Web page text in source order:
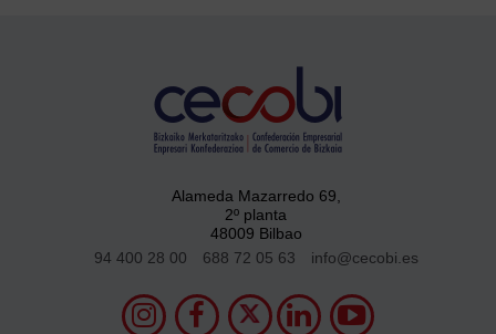
Alameda Mazarredo 69,
2º planta
48009 Bilbao
94 400 28 00
688 72 05 63 info@cecobi.es